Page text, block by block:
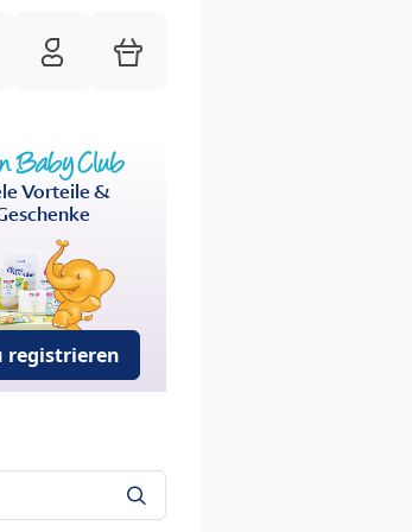
HiPP Mein Babyclub
Warenkorb
Vorteile &
registrieren